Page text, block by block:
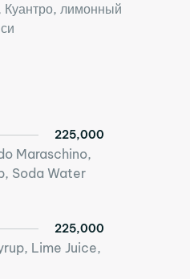
лимонный
225,000
Maraschino,
Soda Water
225,000
Lime Juice,